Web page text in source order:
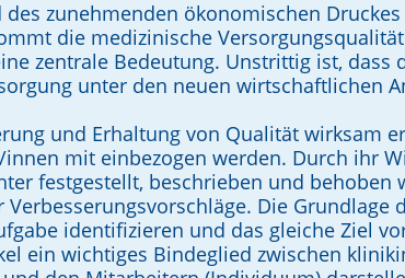
zunehmenden ökonomischen
die medizinische
zentrale Bedeutung. Unstrittig ist, dass
unter den neuen wirtschaftlichen
und Erhaltung von Qualität wirksam
mit einbezogen werden. Durch ihr
festgestellt, beschrieben und behoben
Die Grundlage
identifizieren und das gleiche Ziel
ein wichtiges Bindeglied zwischen